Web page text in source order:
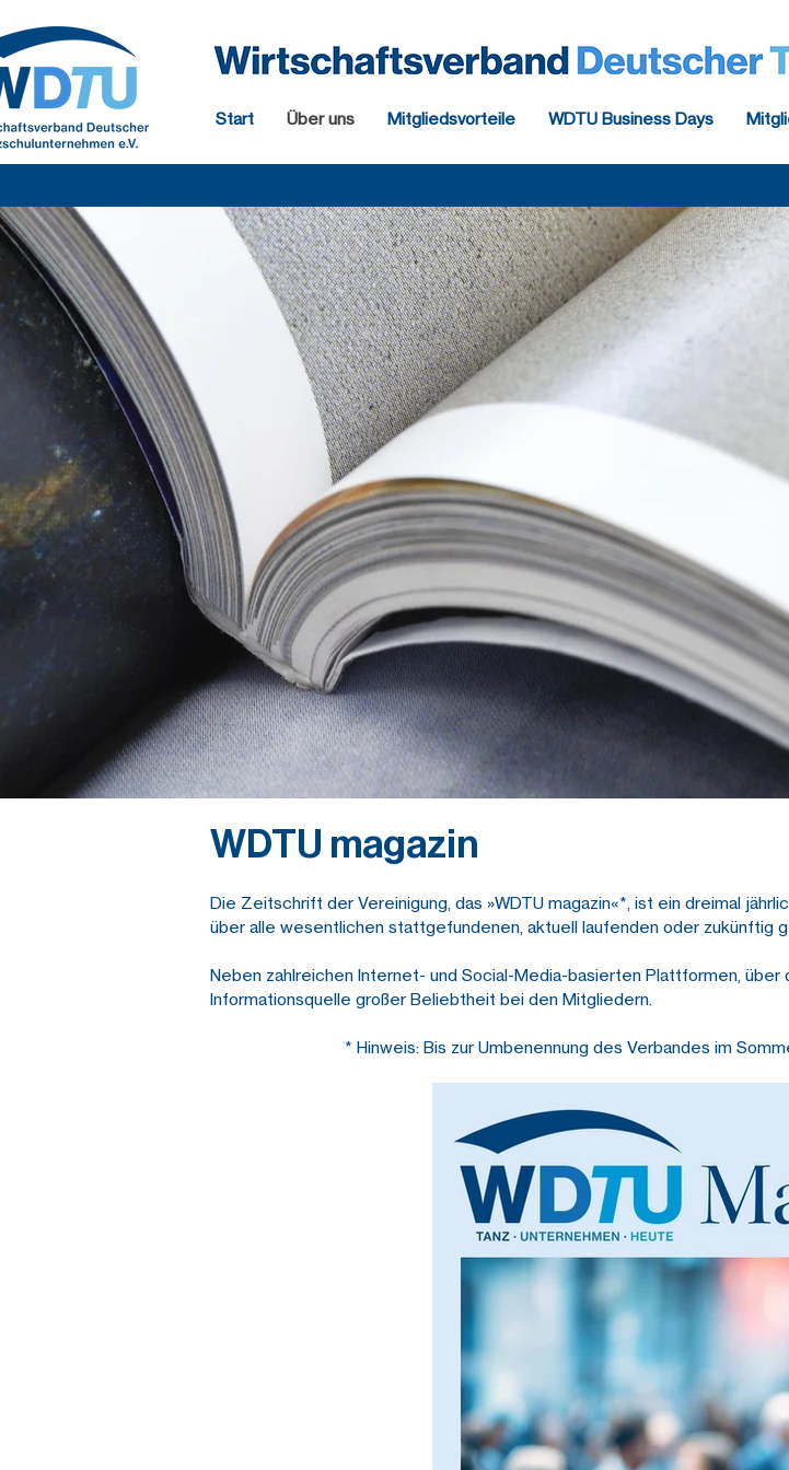
Start Über uns Mitgliedsvorteile WDTU Business Days
WDTU magazin
Die Zeitschrift der Vereinigung, das »WDTU magazin«*, ist ein dreimal
über alle wesentlichen stattgefundenen, aktuell laufenden oder zukünftig
Neben zahlreichen Internet- und Social-Media-basierten Plattformen,
Informationsquelle großer Beliebtheit bei den Mitgliedern.
* Hinweis: Bis zur Umbenennung des Verbandes im